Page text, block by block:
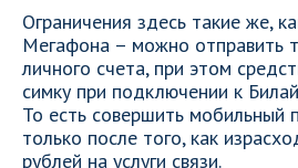
Ограничения здесь такие же,
Мегафона – можно отправить
личного счета, при этом
симку при подключении к
То есть совершить мобильный
только после того, как
рублей на услуги связи.